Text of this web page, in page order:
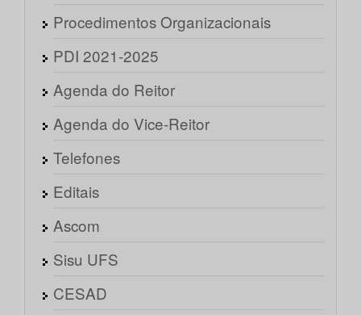
Procedimentos Organizacionais
PDI 2021-2025
Agenda do Reitor
Agenda do Vice-Reitor
Telefones
Editais
Ascom
Sisu UFS
CESAD